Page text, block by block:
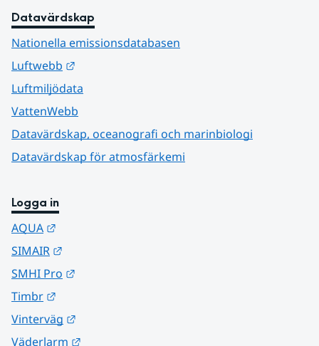
Datavärdskap
Nationella emissionsdatabasen
Luftwebb
Luftmiljödata
VattenWebb
Datavärdskap, oceanografi och marinbiologi
Datavärdskap för atmosfärkemi
Logga in
AQUA
SIMAIR
SMHI Pro
Timbr
Vinterväg
Väderlarm